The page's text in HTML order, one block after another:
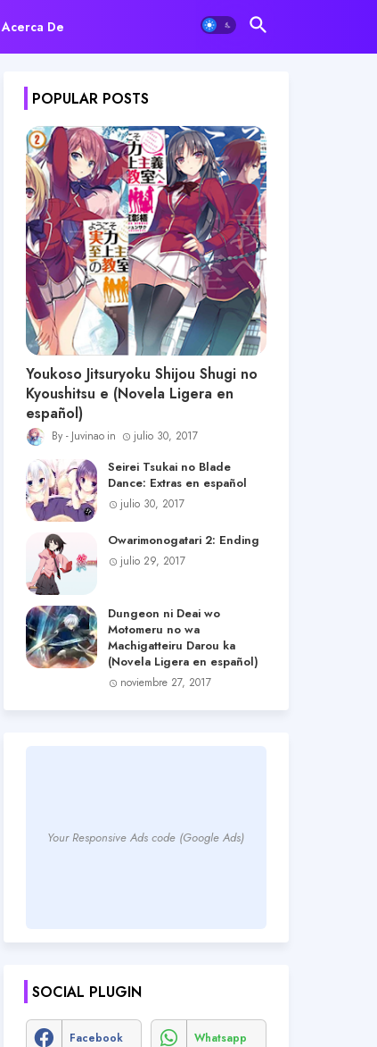
Acerca De
POPULAR POSTS
Youkoso Jitsuryoku Shijou Shugi no
Kyoushitsu e (Novela Ligera en
español)
Juvinao julio 30, 2017
Seirei Tsukai no Blade
Dance: Extras en español
julio 30, 2017
Owarimonogatari 2: Ending
julio 29, 2017
Dungeon ni Deai wo
Motomeru no wa
Machigatteiru Darou ka
(Novela Ligera en español)
noviembre 27, 2017
Your Responsive Ads code (Google Ads)
SOCIAL PLUGIN
Facebook Whatsapp